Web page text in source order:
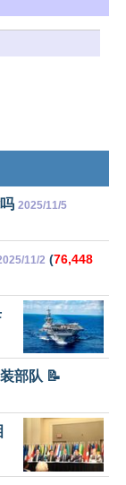
2025/11/5
11/2 (76,448
部队 📝